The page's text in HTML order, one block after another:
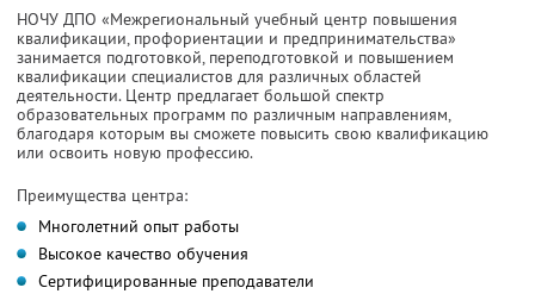
НОЧУ ДПО «Межрегиональный учебный центр повышения
квалификации, профориентации и предпринимательства»
занимается подготовкой, переподготовкой и повышением
квалификации специалистов для различных областей
деятельности. Центр предлагает большой спектр
образовательных программ по различным направлениям,
благодаря которым вы сможете повысить свою квалификацию
или освоить новую профессию.
Преимущества центра:
Многолетний опыт работы
Высокое качество обучения
Сертифицированные преподаватели